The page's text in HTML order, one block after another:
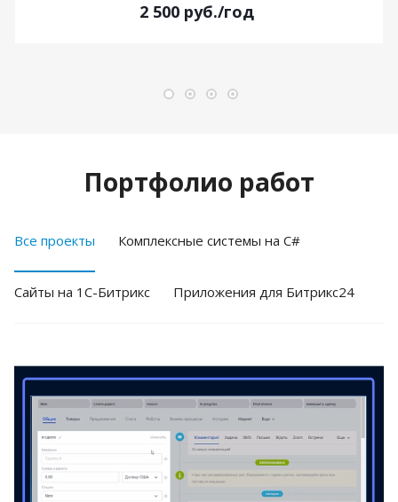
2 500 руб./год
Портфолио работ
Все проекты Комплексные системы на C#
Cайты на 1С-Битрикс Приложения для Битрикс24
Смотреть проект